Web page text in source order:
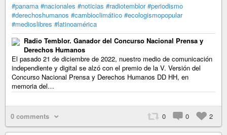
#panama #nacionales #noticias #radiotemblor #periodismo
#derechoshumanos #cambioclimático #ecologismopopular
#medioslibres #latinoamérica
Radio Temblor. Ganador del Concurso Nacional Prensa y
Derechos Humanos
El pasado 21 de diciembre de 2022, nuestro medio de comunicación
independiente y digital se alzó con el premio de la V. Versión del
Concurso Nacional Prensa y Derechos Humanos DD HH, en
memoria del…
0 comments 0 0 2